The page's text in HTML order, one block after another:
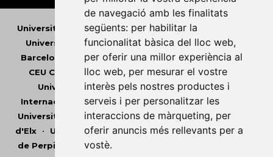
de navegació amb les finalitats
següents: per habilitar la
funcionalitat bàsica del lloc web,
per oferir una millor experiència al
lloc web, per mesurar el vostre
interès pels nostres productes i
serveis i per personalitzar les
interaccions de màrqueting, per
oferir anuncis més rellevants per a
vostè.
Universitat Abat Oliba CEU•Universitat d'Alacant
Universitat d'Andorra•Universitat Autònoma de
Barcelona
Universitat de Barcelona•Universitat
CEU Cardenal Herrera•Universitat de Girona
Universitat de les Illes Balears•Universitat
Internacional de Catalunya •Universitat Jaume I
Universitat de Lleida•Universitat Miguel Hernández
d'Elx• Universitat Oberta de Catalunya•Universitat
de Perpinyà Via Domitia